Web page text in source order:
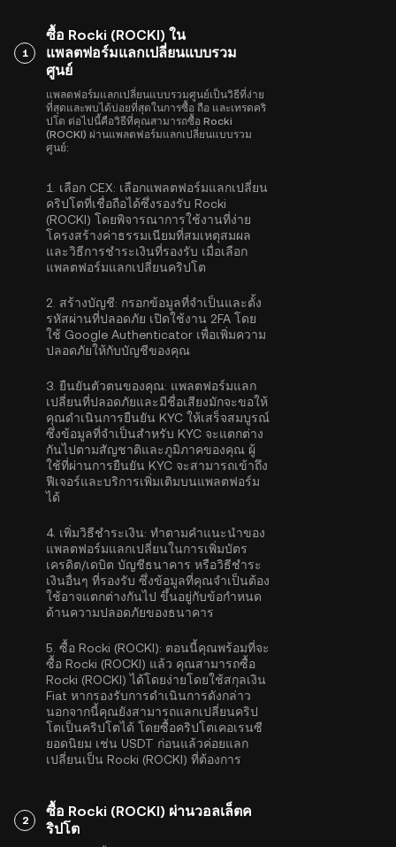
1
ซื้อ Rocki (ROCKI) ใน
แพลตฟอร์มแลกเปลี่ยนแบบรวม
ศูนย์
แพลตฟอร์มแลกเปลี่ยนแบบรวมศูนย์เป็นวิธีที่ง่าย
ที่สุดและพบได้บ่อยที่สุดในการซื้อ ถือ และเทรดคริ
ปโต ต่อไปนี้คือวิธีที่คุณสามารถซื้อ Rocki
(ROCKI) ผ่านแพลตฟอร์มแลกเปลี่ยนแบบรวม
ศูนย์:
1. เลือก CEX: เลือกแพลตฟอร์มแลกเปลี่ยน
คริปโตที่เชื่อถือได้ซึ่งรองรับ Rocki
(ROCKI) โดยพิจารณาการใช้งานที่ง่าย
โครงสร้างค่าธรรมเนียมที่สมเหตุสมผล
และวิธีการชำระเงินที่รองรับ เมื่อเลือก
แพลตฟอร์มแลกเปลี่ยนคริปโต
2. สร้างบัญชี: กรอกข้อมูลที่จำเป็นและตั้ง
รหัสผ่านที่ปลอดภัย เปิดใช้งาน 2FA โดย
ใช้ Google Authenticator เพื่อเพิ่มความ
ปลอดภัยให้กับบัญชีของคุณ
3. ยืนยันตัวตนของคุณ: แพลตฟอร์มแลก
เปลี่ยนที่ปลอดภัยและมีชื่อเสียงมักจะขอให้
คุณดำเนินการยืนยัน KYC ให้เสร็จสมบูรณ์
ซึ่งข้อมูลที่จำเป็นสำหรับ KYC จะแตกต่าง
กันไปตามสัญชาติและภูมิภาคของคุณ ผู้
ใช้ที่ผ่านการยืนยัน KYC จะสามารถเข้าถึง
ฟีเจอร์และบริการเพิ่มเติมบนแพลตฟอร์ม
ได้
4. เพิ่มวิธีชำระเงิน: ทำตามคำแนะนำของ
แพลตฟอร์มแลกเปลี่ยนในการเพิ่มบัตร
เครดิต/เดบิต บัญชีธนาคาร หรือวิธีชำระ
เงินอื่นๆ ที่รองรับ ซึ่งข้อมูลที่คุณจำเป็นต้อง
ใช้อาจแตกต่างกันไป ขึ้นอยู่กับข้อกำหนด
ด้านความปลอดภัยของธนาคาร
5. ซื้อ Rocki (ROCKI): ตอนนี้คุณพร้อมที่จะ
ซื้อ Rocki (ROCKI) แล้ว คุณสามารถซื้อ
Rocki (ROCKI) ได้โดยง่ายโดยใช้สกุลเงิน
Fiat หากรองรับการดำเนินการดังกล่าว
นอกจากนี้คุณยังสามารถแลกเปลี่ยนคริป
โตเป็นคริปโตได้ โดยซื้อคริปโตเคอเรนซี
ยอดนิยม เช่น USDT ก่อนแล้วค่อยแลก
เปลี่ยนเป็น Rocki (ROCKI) ที่ต้องการ
2
ซื้อ Rocki (ROCKI) ผ่านวอลเล็ตค
ริปโต